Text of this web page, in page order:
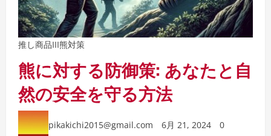
推し商品III熊対策
熊に対する防御策: あなたと自
然の安全を守る方法
pikakichi2015@gmail.com 6月 21, 2024 0